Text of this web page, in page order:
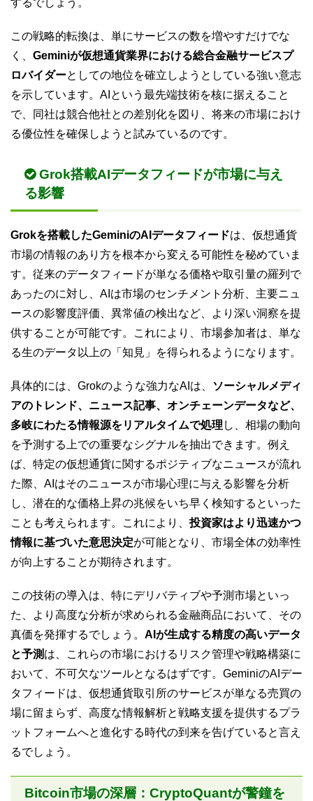
この戦略的転換は、単にサービスの数を増やすだけでな
く、 Geminiが仮想通貨業界における総合金融サービスプ
ロバイダーとしての地位を確立しようとしている強い意志
を示しています。AIという最先端技術を核に据えること
で、同社は競合他社との差別化を図り、将来の市場におけ
る優位性を確保しようと試みているのです。
Grok搭載AIデータフィードが市場に与え
る影響
Grokを搭載したGeminiのAIデータフィードは、仮想通貨
市場の情報のあり方を根本から変える可能性を秘めていま
す。従来のデータフィードが単なる価格や取引量の羅列で
あったのに対し、AIは市場のセンチメント分析、主要ニュ
ースの影響度評価、異常値の検出など、より深い洞察を提
供することが可能です。これにより、市場参加者は、単な
る生のデータ以上の「知見」を得られるようになります。
具体的には、Grokのような強力なAIは、
ソーシャルメディ
アのトレンド、ニュース記事、オンチェーンデータなど、
多岐にわたる情報源をリアルタイムで処理 し、相場の動向
を予測する上での重要なシグナルを抽出できます。例え
ば、特定の仮想通貨に関するポジティブなニュースが流れ
た際、AIはそのニュースが市場心理に与える影響を分析
し、潜在的な価格上昇の兆候をいち早く検知するといった
ことも考えられます。これにより、 投資家はより迅速かつ
情報に基づいた意思決定が可能となり、市場全体の効率性
が向上することが期待されます。
この技術の導入は、特にデリバティブや予測市場といっ
た、より高度な分析が求められる金融商品において、その
真価を発揮するでしょう。 AIが生成する精度の高いデータ
と予測 は、これらの市場におけるリスク管理や戦略構築に
おいて、不可欠なツールとなるはずです。GeminiのAIデー
タフィードは、仮想通貨取引所のサービスが単なる売買の
場に留まらず、高度な情報解析と戦略支援を提供するプラ
ットフォームへと進化する時代の到来を告げていると言え
るでしょう。
Bitcoin市場の深層：CryptoQuantが警鐘を